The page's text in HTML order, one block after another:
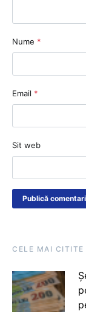
Nume *
Email *
Sit web
CELE MAI CITITE